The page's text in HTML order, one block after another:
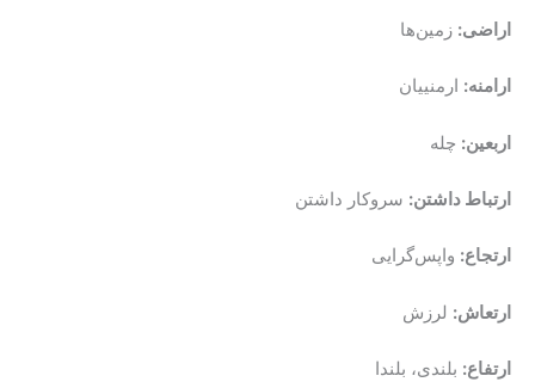
اراضی: زمین‌ها
ارامنه: ارمنییان
اربعین: چله
ارتباط داشتن: سروکار داشتن
ارتجاع: واپس‌گرایی
ارتعاش: لرزش
ارتفاع: بلندی، بلندا